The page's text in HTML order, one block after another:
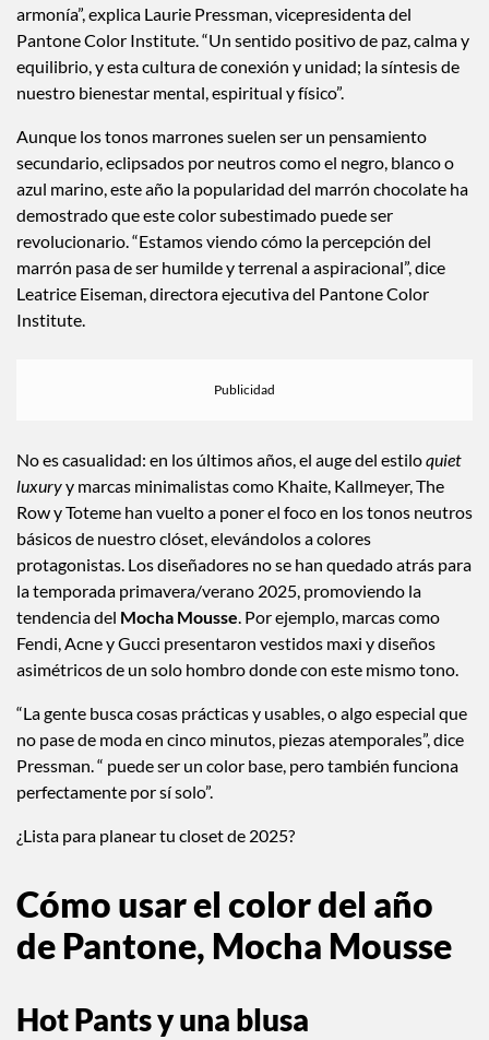
armonía”, explica Laurie Pressman, vicepresidenta del
Pantone Color Institute. “Un sentido positivo de paz, calma y
equilibrio, y esta cultura de conexión y unidad; la síntesis de
nuestro bienestar mental, espiritual y físico”.
Aunque los tonos marrones suelen ser un pensamiento
secundario, eclipsados por neutros como el negro, blanco o
azul marino, este año la popularidad del marrón chocolate ha
demostrado que este color subestimado puede ser
revolucionario. “Estamos viendo cómo la percepción del
marrón pasa de ser humilde y terrenal a aspiracional”, dice
Leatrice Eiseman, directora ejecutiva del Pantone Color
Institute.
No es casualidad: en los últimos años, el auge del estiloquiet
luxuryy marcas minimalistas como Khaite, Kallmeyer, The
Row y Toteme han vuelto a poner el foco en los tonos neutros
básicos de nuestro clóset, elevándolos a colores
protagonistas. Los diseñadores no se han quedado atrás para
la temporada primavera/verano 2025, promoviendo la
tendencia del Mocha Mousse. Por ejemplo, marcas como
Fendi, Acne y Gucci presentaron vestidos maxi y diseños
asimétricos de un solo hombro donde con este mismo tono.
“La gente busca cosas prácticas y usables, o algo especial que
no pase de moda en cinco minutos, piezas atemporales”, dice
Pressman. “ puede ser un color base, pero también funciona
perfectamente por sí solo”.
¿Lista para planear tu closet de 2025?
Cómo usar el color del año
de Pantone, Mocha Mousse
Hot Pants y una blusa